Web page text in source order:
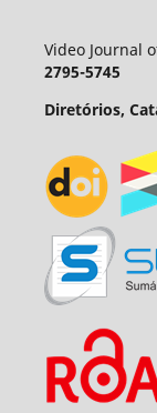
Video Journal
2795-5745
Diretórios,